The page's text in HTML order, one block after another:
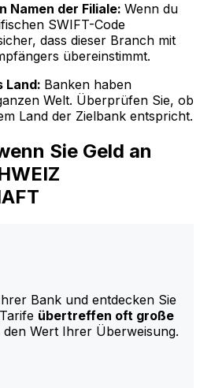
Namen der Filiale: Wenn du
SWIFT-Code
dass dieser Branch mit
übereinstimmt.
Land: Banken haben
Welt. Überprüfen Sie, ob
Land der Zielbank entspricht.
Sie Geld an
Bank und entdecken Sie
übertreffen oft große
den Wert Ihrer Überweisung.